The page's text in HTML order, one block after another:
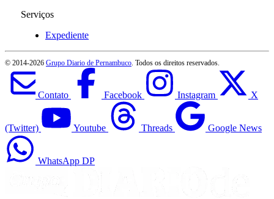
Serviços
Expediente
© 2014-2026 Grupo Diario de Pernambuco. Todos os direitos reservados.
Contato Facebook Instagram X
(Twitter) Youtube Threads Google News
WhatsApp DP